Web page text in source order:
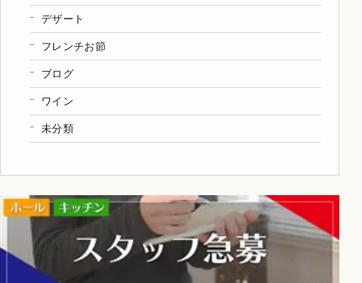
デザート
フレンチお節
ブログ
ワイン
未分類